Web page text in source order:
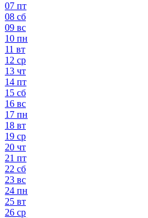
07 пт
08 сб
09 вс
10 пн
11 вт
12 ср
13 чт
14 пт
15 сб
16 вс
17 пн
18 вт
19 ср
20 чт
21 пт
22 сб
23 вс
24 пн
25 вт
26 ср